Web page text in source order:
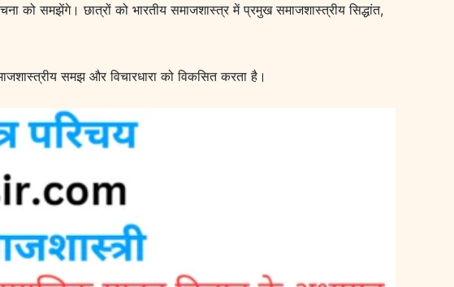
को समझेंगे। छात्रों को भारतीय समाजशास्त्र में प्रमुख समाजशास्त्रीय सिद्धांत,
समझ और विचारधारा को विकसित करता है।